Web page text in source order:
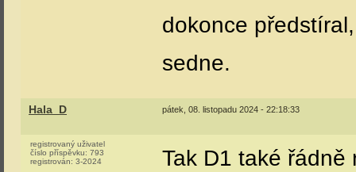
dokonce
sedne.
Hala_D pátek, 08. listopadu 2024 - 22:18:33
registrovaný uživatel
číslo příspěvku: 793
registrován: 3-2024
Tak D1 také